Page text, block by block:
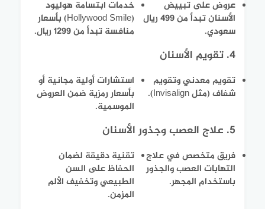
عروض على تبييض
الأسنان تبدأ من 499 ريال
سعودي.
خدمات ابتسامة هوليود
(Hollywood Smile) بأسعار
منافسة تبدأ من 1299 ريال.
4. تقويم الأسنان
تقويم معدني وتقويم
شفاف (مثل Invisalign).
استشارات أولية مجانية أو
بأسعار رمزية ضمن العروض
الموسمية.
5. علاج العصب وجذور الأسنان
فريق متخصص في علاج
التهابات العصب والجذور
باستخدام المجهر.
تقنية دقيقة لضمان
الحفاظ على السن
الطبيعي وتخفيف الألم
المزمن.